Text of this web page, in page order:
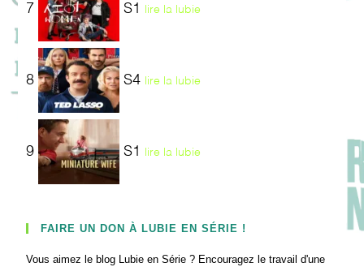
7 S1 lire la lubie
8 S4 lire la lubie
9 S1 lire la lubie
FAIRE UN DON À LUBIE EN SÉRIE !
Vous aimez le blog Lubie en Série ? Encouragez le travail d'une